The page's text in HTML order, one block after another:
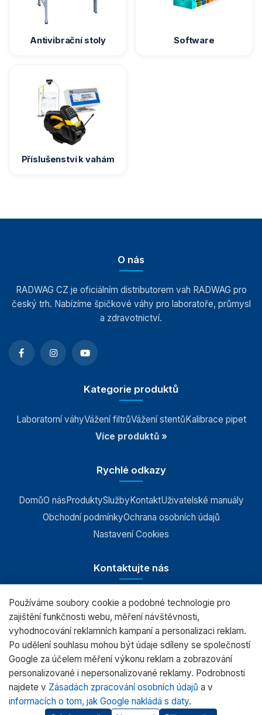
Antivibrační stoly Software
Příslušenství k vahám
O nás
RADWAG CZ je oficiálním distributorem vah RADWAG pro
český trh. Nabízíme špičkové váhy pro laboratoře, průmysl
a zdravotnictví.
Kategorie produktů
Laboratorní váhyVážení filtrůVážení stentůKalibrace pipet
Více produktů »
Rychlé odkazy
DomůO násProduktySlužbyKontaktUživatelské manuály
Obchodní podmínkyOchrana osobních údajů
Nastavení Cookies
Kontaktujte nás
RADWAG CZ s.r.o., Šumperk
+420 583 210 016
obchod@radwag.cz
(PO - PÁ) 7:00 - 15:30
Používáme soubory cookie a podobné technologie pro
zajištění funkčnosti webu, měření návštěvnosti,
vyhodnocování reklamních kampaní a personalizaci reklam.
Po udělení souhlasu mohou být údaje sdíleny se společností
Google za účelem měření výkonu reklam a zobrazování
personalizované i nepersonalizované reklamy. Podrobnosti
najdete v Zásadách zpracování osobních údajů a v
informacích o tom, jak Google nakládá s daty.